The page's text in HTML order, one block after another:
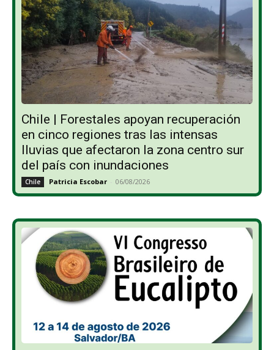
Chile | Forestales apoyan recuperación
en cinco regiones tras las intensas
lluvias que afectaron la zona centro sur
del país con inundaciones
Chile Patricia Escobar - 06/08/2026